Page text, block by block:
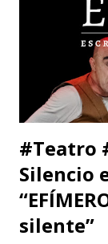
Iztacala
Superiores
organizador
el cuerpo, la
#Teatro
Silencio
silente”